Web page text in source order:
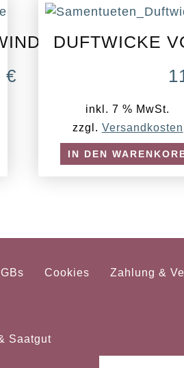
€
DUFTWICKE
inkl. 7 % MwSt.
zzgl. Versandkosten
IN DEN
Cookies Zahlung &
Saatgut